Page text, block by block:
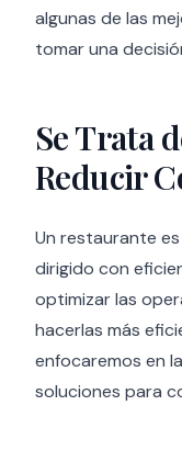
algunas de las
tomar una
Se Trata
Reducir
Un restaurante
dirigido con
optimizar las
hacerlas más
enfocaremos en
soluciones para